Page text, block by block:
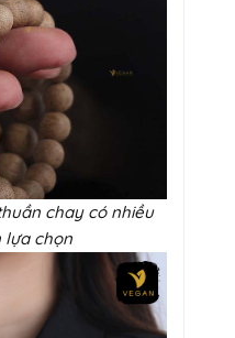
chay có nhiều
lựa chọn